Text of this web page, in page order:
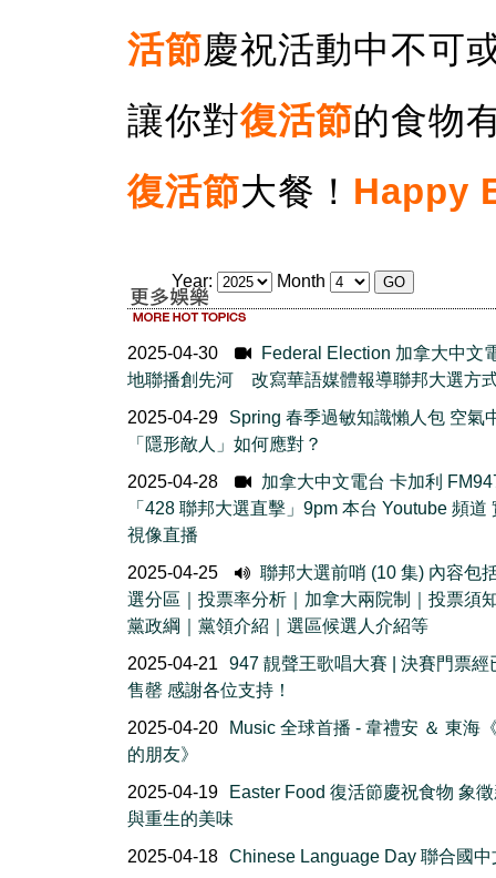
活節慶祝活動中不可
讓你對復活節的食物
復活節大餐！ Happy
Year: Month
2025-04-30
Federal Election 加拿大中文
地聯播創先河 改寫華語媒體報導聯邦大選方
2025-04-29
Spring 春季過敏知識懶人包 空氣
「隱形敵人」如何應對？
2025-04-28
加拿大中文電台 卡加利
「428 聯邦大選直擊」9pm 本台 Youtube 頻道
視像直播
2025-04-25
聯邦大選前哨 (10 集) 內容包
選分區｜投票率分析｜加拿大兩院制｜投票須
黨政綱｜黨領介紹｜選區候選人介紹等
2025-04-21
947 靚聲王歌唱大賽 | 決賽門票經
售罄 感謝各位支持！
2025-04-20
Music 全球首播 - 韋禮安 ＆ 東海
的朋友》
2025-04-19
Easter Food 復活節慶祝食物 象
與重生的美味
2025-04-18 Chinese Language Day 聯合國中